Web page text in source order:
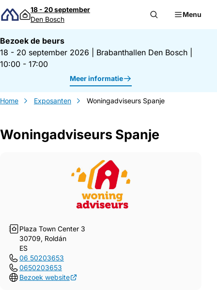
Direct naar inhoud
18 - 20 september
Den Bosch
Menu
Bezoek de beurs
18 - 20 september 2026
Brabanthallen Den Bosch
10:00 - 17:00
Meer informatie
Home Exposanten Woningadviseurs Spanje
Woningadviseurs Spanje
Plaza Town Center 3
30709, Roldán
ES
06 50203653
0650203653
Bezoek website
Gegevens Woningadviseurs Spanje